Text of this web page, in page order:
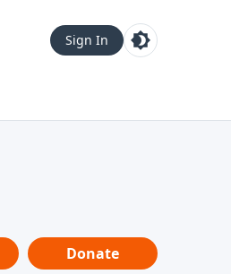
Sign In
Donate